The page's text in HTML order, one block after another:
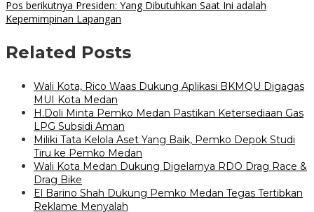
Pos berikutnya Presiden: Yang Dibutuhkan Saat Ini adalah
Kepemimpinan Lapangan
Related Posts
Wali Kota, Rico Waas Dukung Aplikasi BKMQU Digagas
MUI Kota Medan
H.Doli Minta Pemko Medan Pastikan Ketersediaan Gas
LPG Subsidi Aman
Miliki Tata Kelola Aset Yang Baik, Pemko Depok Studi
Tiru ke Pemko Medan
Wali Kota Medan Dukung Digelarnya RDO Drag Race &
Drag Bike
El Barino Shah Dukung Pemko Medan Tegas Tertibkan
Reklame Menyalah